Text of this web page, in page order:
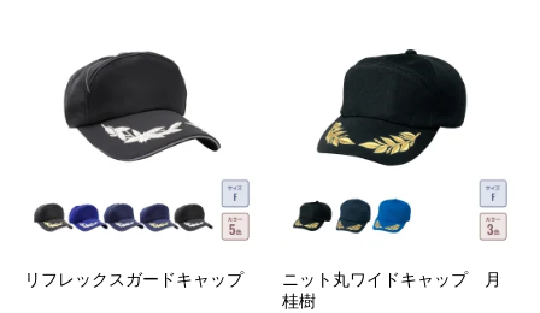
リフレックスガードキャップ
ニット丸ワイドキャップ 月
桂樹